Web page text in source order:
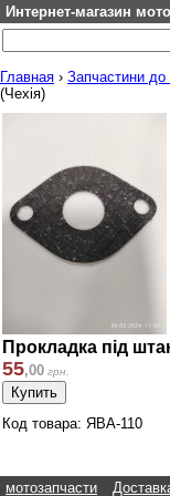
Интернет-магазин
Главная › Запчастини
(Чехія)
Прокладка під
55,00 грн.
Код товара: ЯВА-110
мотозапчасти